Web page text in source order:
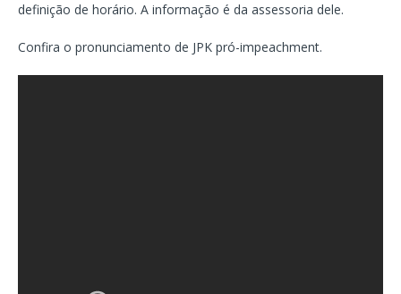
definição de horário. A informação é da assessoria dele.
Confira o pronunciamento de JPK pró-impeachment.